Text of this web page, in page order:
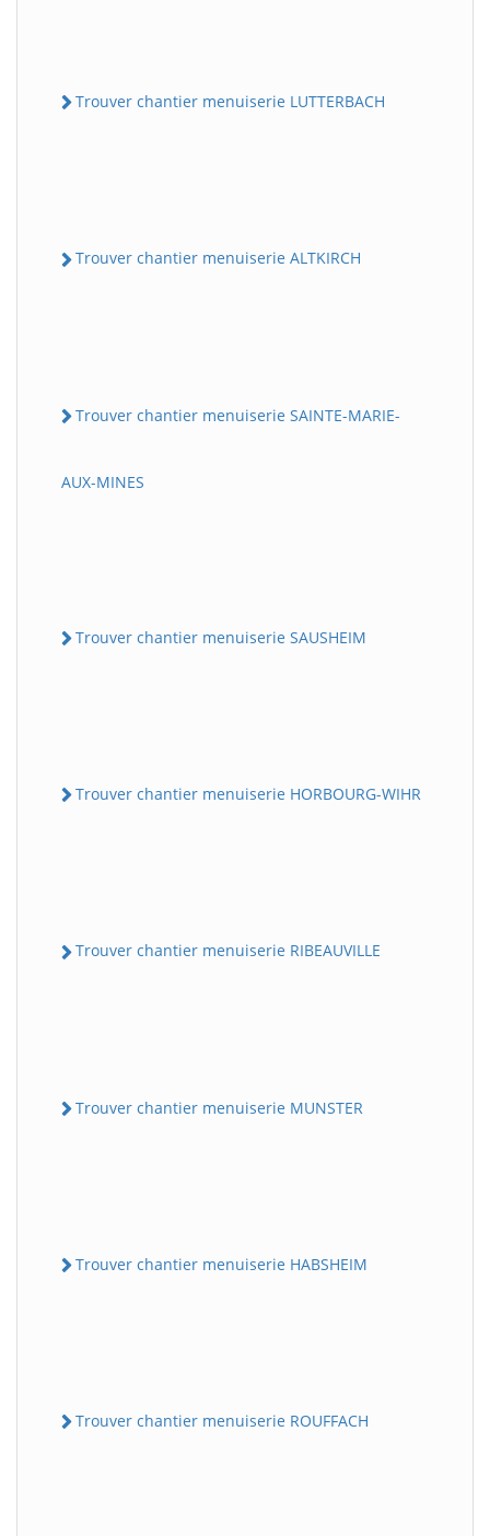
Trouver chantier menuiserie LUTTERBACH
Trouver chantier menuiserie ALTKIRCH
Trouver chantier menuiserie SAINTE-MARIE-
AUX-MINES
Trouver chantier menuiserie SAUSHEIM
Trouver chantier menuiserie HORBOURG-WIHR
Trouver chantier menuiserie RIBEAUVILLE
Trouver chantier menuiserie MUNSTER
Trouver chantier menuiserie HABSHEIM
Trouver chantier menuiserie ROUFFACH